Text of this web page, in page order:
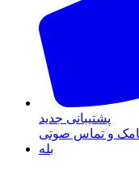
پشتیبانی جدید
و تماس صوتی
بله